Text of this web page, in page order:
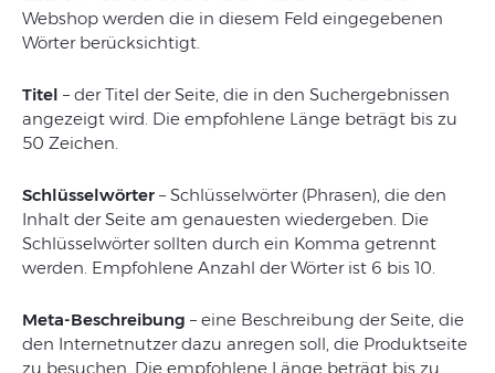
Webshop werden die in diesem Feld eingegebenen
Wörter berücksichtigt.
Titel – der Titel der Seite, die in den Suchergebnissen
angezeigt wird. Die empfohlene Länge beträgt bis zu
50 Zeichen.
Schlüsselwörter – Schlüsselwörter (Phrasen), die den
Inhalt der Seite am genauesten wiedergeben. Die
Schlüsselwörter sollten durch ein Komma getrennt
werden. Empfohlene Anzahl der Wörter ist 6 bis 10.
Meta-Beschreibung – eine Beschreibung der Seite, die
den Internetnutzer dazu anregen soll, die Produktseite
zu besuchen. Die empfohlene Länge beträgt bis zu